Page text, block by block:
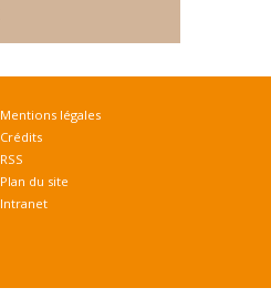
Mentions légales
Crédits
RSS
Plan du site
Intranet